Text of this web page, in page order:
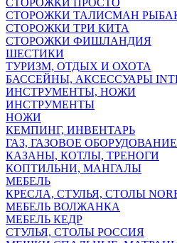
СТОРОЖКИ ПРОСТО
СТОРОЖКИ ТАЛИСМАН
СТОРОЖКИ ТРИ КИТА
СТОРОЖКИ ФИШЛАНДИЯ
ШЕСТИКИ
ТУРИЗМ, ОТДЫХ И ОХОТА
БАССЕЙНЫ, АКСЕССУАРЫ
ИНСТРУМЕНТЫ, НОЖИ
ИНСТРУМЕНТЫ
НОЖИ
КЕМПИНГ, ИНВЕНТАРЬ
ГАЗ, ГАЗОВОЕ ОБОРУДОВАНИЕ
КАЗАНЫ, КОТЛЫ, ТРЕНОГИ
КОПТИЛЬНИ, МАНГАЛЫ
МЕБЕЛЬ
КРЕСЛА, СТУЛЬЯ, СТОЛЫ
МЕБЕЛЬ ВОЛЖАНКА
МЕБЕЛЬ КЕДР
СТУЛЬЯ, СТОЛЫ РОССИЯ